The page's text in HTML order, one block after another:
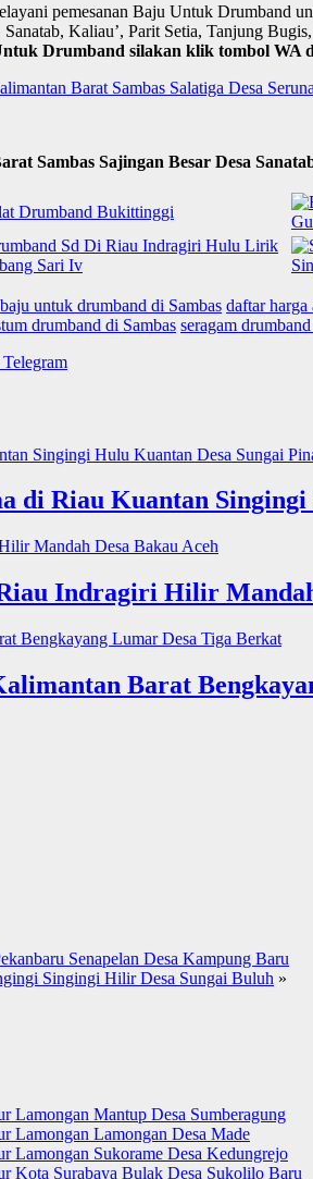
pemesanan Baju Untuk Drumband
Kaliau’, Parit Setia, Tanjung
Drumband silakan klik tombol WA
Barat Sambas Salatiga Desa
Sambas Sajingan Besar Desa
baju untuk drumband di Sambas daftar harga
drumband di Sambas seragam
Telegram
di Riau Kuantan
Indragiri Hilir
Barat
Senapelan Desa Kampung Baru
Singingi Hilir Desa Sungai Buluh »
Lamongan Mantup Desa Sumberagung
Lamongan Lamongan Desa Made
Lamongan Sukorame Desa Kedungrejo
Kota Surabaya Bulak Desa Sukolilo Baru